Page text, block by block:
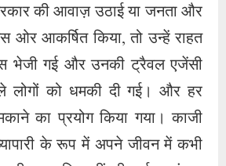
की आवाज़ उठाई या जनता और
ओर आकर्षित किया, तो उन्हें राहत
भेजी गई और उनकी ट्रैवल एजेंसी
लोगों को धमकी दी गई। और हर
का प्रयोग किया गया। काजी
के रूप में अपने जीवन में कभी